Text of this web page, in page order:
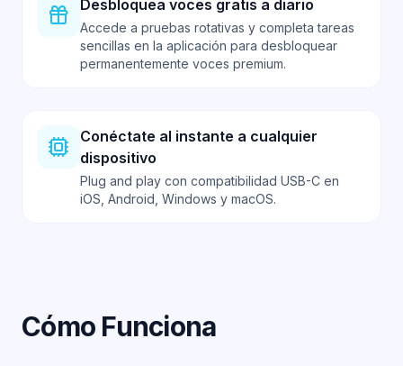
Desbloquea voces gratis a diario
Accede a pruebas rotativas y completa tareas
sencillas en la aplicación para desbloquear
permanentemente voces premium.
Conéctate al instante a cualquier
dispositivo
Plug and play con compatibilidad USB-C en
iOS, Android, Windows y macOS.
Cómo Funciona